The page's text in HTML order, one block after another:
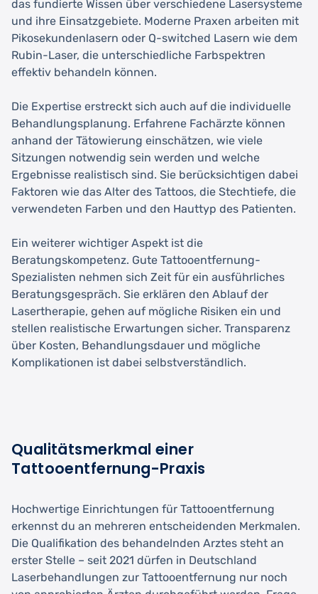
das fundierte Wissen über verschiedene Lasersysteme
und ihre Einsatzgebiete. Moderne Praxen arbeiten mit
Pikosekundenlasern oder Q-switched Lasern wie dem
Rubin-Laser, die unterschiedliche Farbspektren
effektiv behandeln können.
Die Expertise erstreckt sich auch auf die individuelle
Behandlungsplanung. Erfahrene Fachärzte können
anhand der Tätowierung einschätzen, wie viele
Sitzungen notwendig sein werden und welche
Ergebnisse realistisch sind. Sie berücksichtigen dabei
Faktoren wie das Alter des Tattoos, die Stechtiefe, die
verwendeten Farben und den Hauttyp des Patienten.
Ein weiterer wichtiger Aspekt ist die
Beratungskompetenz. Gute Tattooentfernung-
Spezialisten nehmen sich Zeit für ein ausführliches
Beratungsgespräch. Sie erklären den Ablauf der
Lasertherapie, gehen auf mögliche Risiken ein und
stellen realistische Erwartungen sicher. Transparenz
über Kosten, Behandlungsdauer und mögliche
Komplikationen ist dabei selbstverständlich.
Qualitätsmerkmal einer
Tattooentfernung-Praxis
Hochwertige Einrichtungen für Tattooentfernung
erkennst du an mehreren entscheidenden Merkmalen.
Die Qualifikation des behandelnden Arztes steht an
erster Stelle – seit 2021 dürfen in Deutschland
Laserbehandlungen zur Tattooentfernung nur noch